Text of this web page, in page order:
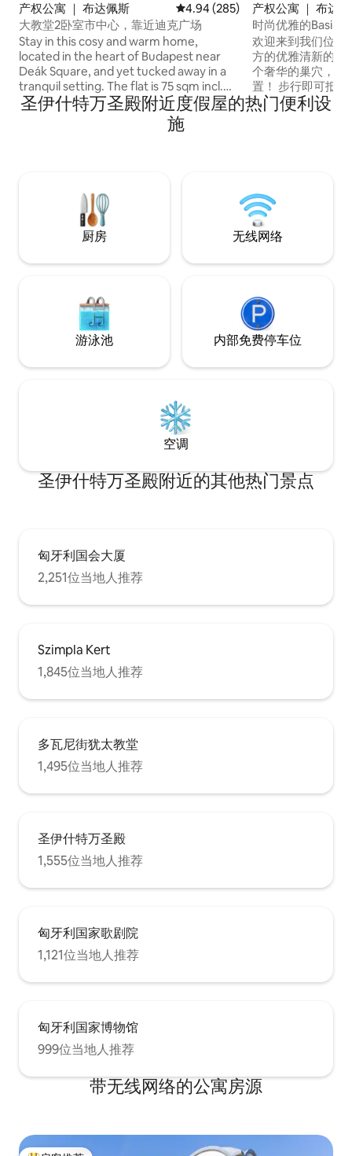
产权公寓 ｜ 布达佩斯 平均评分 4.94 分（满分 5 分），
4.94 (285)
大教堂2卧室市中心，靠近迪克广场
Stay in this cosy and warm home,
located in the heart of Budapest near
Deák Square, and yet tucked away in a
tranquil setting. The flat is 75 sqm incl.
large living-room plus balcony, 2
bedrooms（one bedroom faces the
street ,which can be noisy; and the other
bedroom, which can also made into
double bed. Fast internet, towels etc.
and complimentary tea and coffee.
产权公寓 ｜ 布达
时尚优雅的
欢迎来到我们位于
方的优雅清新的单
个奢华的巢穴，还
置！ 步行即可抵达： 📍 圣斯蒂芬圣殿- 2分
钟 📍 国会大厦- 12
📍 尚街和Váci街-
圣伊什特万圣殿附近度假屋的热门便利设
施
厨房 无线网络
游泳池 内部免费停车位
空调
圣伊什特万圣殿附近的其他热门景点
匈牙利国会大厦
2,251位当地人推荐
Szimpla Kert
1,845位当地人推荐
多瓦尼街犹太教堂
1,495位当地人推荐
圣伊什特万圣殿
1,555位当地人推荐
匈牙利国家歌剧院
1,121位当地人推荐
匈牙利国家博物馆
999位当地人推荐
带无线网络的公寓房源